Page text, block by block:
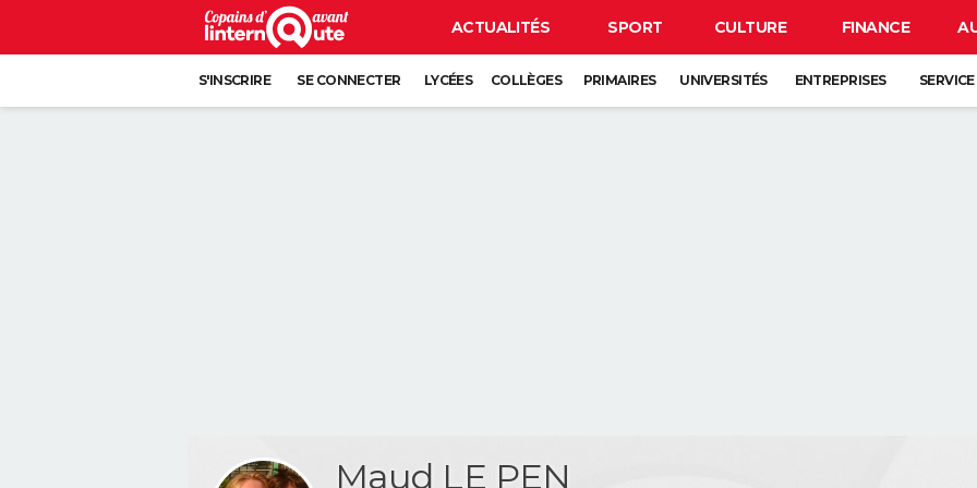
ACTUALITÉS SPORT CULTURE FINANCE
S'INSCRIRE SE CONNECTER LYCÉES COLLÈGES PRIMAIRES UNIVERSITÉS ENTREPRISES
Maud LE PEN